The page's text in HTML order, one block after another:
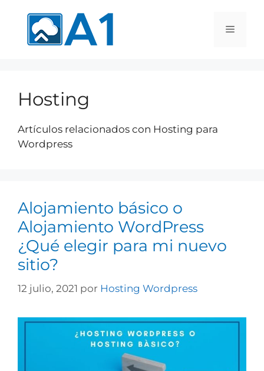
Hosting
Artículos relacionados con Hosting para
Wordpress
Alojamiento básico o
Alojamiento WordPress
¿Qué elegir para mi nuevo
sitio?
12 julio, 2021 por Hosting Wordpress